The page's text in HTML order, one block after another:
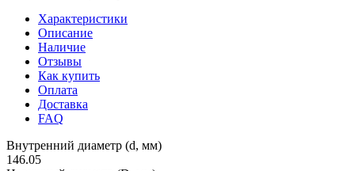
Характеристики
Описание
Наличие
Отзывы
Как купить
Оплата
Доставка
FAQ
Внутренний диаметр (d, мм)
146.05